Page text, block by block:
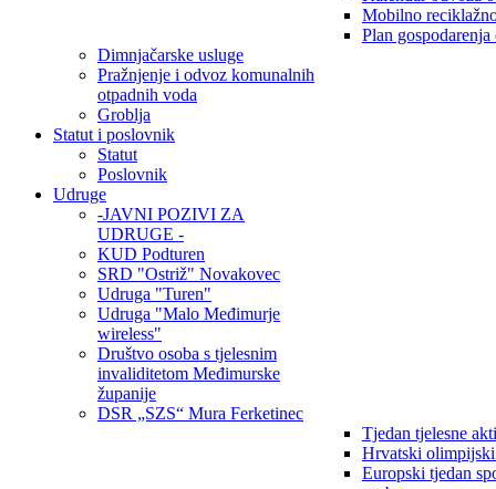
Mobilno
Plan gospodarenja
Dimnjačarske usluge
Pražnjenje i odvoz komunalnih
otpadnih voda
Groblja
Statut i poslovnik
Statut
Poslovnik
Udruge
-JAVNI POZIVI ZA
UDRUGE -
KUD Podturen
SRD "Ostriž" Novakovec
Udruga "Turen"
Udruga "Malo Međimurje
wireless"
Društvo osoba s tjelesnim
invaliditetom Međimurske
županije
DSR „SZS“ Mura Ferketinec
Tjedan tjelesne
Hrvatski
Europski tjedan